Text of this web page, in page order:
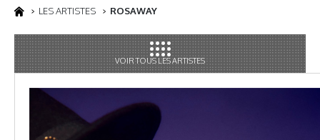
LES ARTISTES ROSAWAY
VOIR TOUS LES ARTISTES